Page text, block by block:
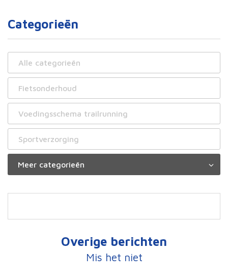
Categorieën
Alle categorieën
Fietsonderhoud
Voedingsschema trailrunning
Sportverzorging
Overige berichten
Mis het niet